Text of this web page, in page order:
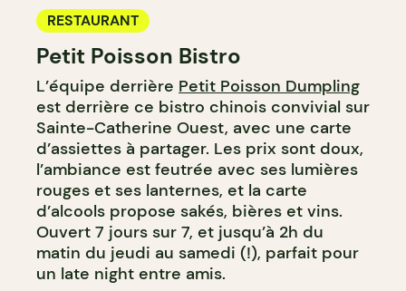
RESTAURANT
Petit Poisson Bistro
L’équipe derrière Petit Poisson Dumpling
est derrière ce bistro chinois convivial sur
Sainte-Catherine Ouest, avec une carte
d’assiettes à partager. Les prix sont doux,
l’ambiance est feutrée avec ses lumières
rouges et ses lanternes, et la carte
d’alcools propose sakés, bières et vins.
Ouvert 7 jours sur 7, et jusqu’à 2h du
matin du jeudi au samedi (!), parfait pour
un late night entre amis.